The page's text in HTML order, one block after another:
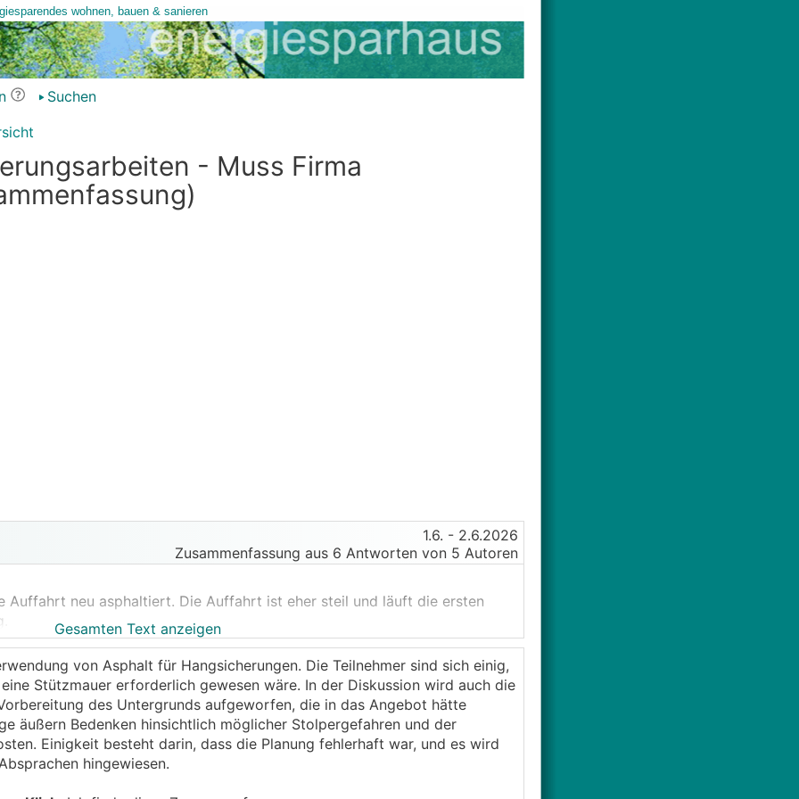
Suchen
- Muss Firma
1.6. - 2.6.2026
Zusammenfassung aus 6 Antworten von 5 Autoren
Auffahrt neu asphaltiert. Die Auffahrt ist eher steil und läuft die ersten
entsteht somit eine art Keil, dessen Flanken auch
nach dem Asphaltieren hat sich Asphalt gelöst und ist abgerutscht.
wurde der Asphalt befestigt, weiß es aber nicht genau).
Stück Asphalt an einer anderen Stelle ausgeprochen.
aus?
dürfen? (Asphaltieren der hohen, steilen Flanken).
Gesamten Text anzeigen
von Asphalt für Hangsicherungen. Die Teilnehmer sind sich einig,
Stützmauer erforderlich gewesen wäre. In der Diskussion wird auch die
des Untergrunds aufgeworfen, die in das Angebot hätte
äußern Bedenken hinsichtlich möglicher Stolpergefahren und der
Einigkeit besteht darin, dass die Planung fehlerhaft war, und es wird
hingewiesen.